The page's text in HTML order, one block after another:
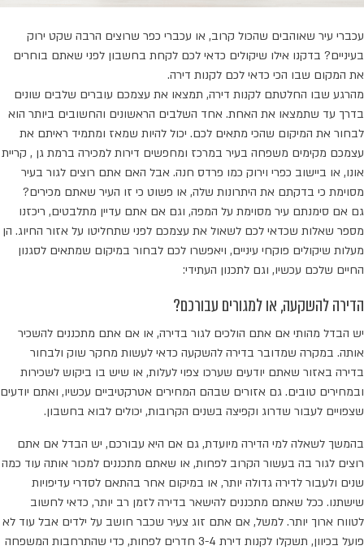
עכברי עיר שאוהבים שהכול קרוב, או עכברי כפר שרוצים הרבה שקט ירוק
בעיניים? בדקנו אילו שיקולים כדאי לכם לקחת בחשבון לפני שאתם בוחרים
את המקום שבו הכי כדאי לכם לקנות דירה.
מהרגע שבו החלטתם לקנות דירה, תמצאו את עצמכם עוברים שלבים שונים
בדרך עד שתמצאו את האחת. אחד השלבים הראשונים והחשובים ביותר הוא
לבחור את המיקום שהכי מתאים לכם. יכול להיות שמאז ומתמיד ראיתם את
עצמכם מקימים משפחה בעיר במרכז ומחפשים דירות למכירה ברמת גן , קריית
אונו, או ביישוב כפרי וירוק כמו פרדס חנה. אבל האם אתם רוצים לגור בעיר
מסוימת כי בדקתם את היתרונות שלה, או פשוט כי זו העיר שאתם מכירים?
גם אם סימנתם עיר מסוימת על המפה, וגם אם אתם עדיין מתלבטים, ריכזנו
מספר שאלות שכדאי לכם לשאול את עצמכם לפני שתחליטו על אזור החיוג. הן
מעלות שיקולים פוקחי עיניים, ויאפשרו לכם לבחור במיקום שמתאים לסגנון
החיים שלכם עכשיו, וגם לתכנון העתידי:
הדירה להשקעה, או למגורים עבורכם?
יש הבדל מהותי אם אתם הולכים לגור בדירה, או אם אתם מתכננים להשכיר
אותה. במקרה שמדובר בדירה להשקעה כדאי לעשות מחקר שוק ולבחור
בדירה באזור שאתם יודעים שערכו צפוי לעלות, או שיש בו ביקוש לשכירות
ובמחירים טובים. גם אזורים שבהם המחירים אטרקטיביים עכשיו, ואתם יודעים
שצפויים לעבור שדרוג וקפיצה בשנים הקרובות, יכולים לבוא בחשבון.
בהמשך לשאלה למי הדירה מיועדת, גם אם היא עבורכם, יש הבדל אם אתם
רוצים לגור בה בעשור הקרוב לפחות, או שאתם מתכננים למכור אותה עוד כמה
שנים ולעבור לדירה גדולה יותר, או במיקום אחר בהתאם לסדרי עדיפויות
שישתנו. ככל שאתם מתכננים להישאר בדירה לזמן רב יותר, כדאי לחשוב
לטווח ארוך יותר. למשל, אם אתם זוג צעיר שכבר חושב על ילדים אבל עוד לא
פועל בכיוון, תשקלו לקנות דירת 3-4 חדרים לפחות, כדי שהתרחבות המשפחה